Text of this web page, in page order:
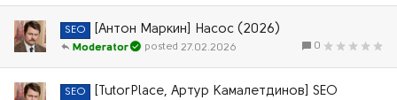
SEO [Антон Маркин] Насос (2026)
0
27.02.2026
Moderator
SEO
[TutorPlace, Артур Камалетдинов] SEO